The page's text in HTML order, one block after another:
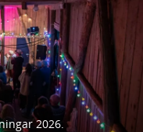
2026.